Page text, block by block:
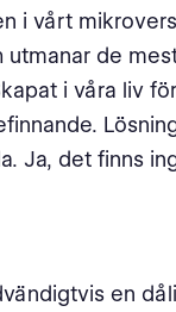
i vårt
utmanar de
i våra liv
Ja, det finns
en